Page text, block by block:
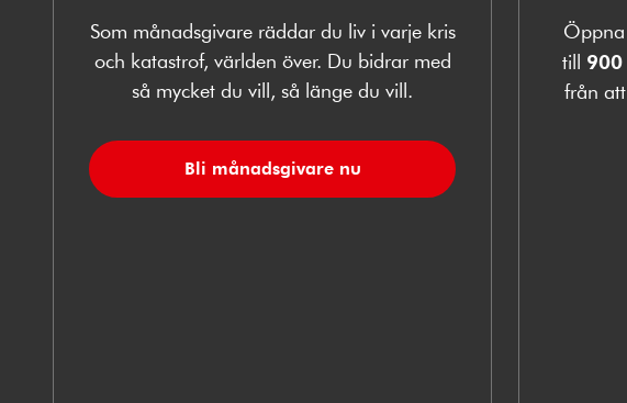
Som månadsgivare räddar du liv i varje kris
och katastrof, världen över. Du bidrar med
så mycket du vill, så länge du vill.
Bli månadsgivare nu
Öppna
till
från